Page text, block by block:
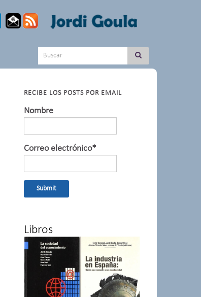
Search for:
RECIBE LOS POSTS POR EMAIL
Nombre
Correo electrónico*
Libros